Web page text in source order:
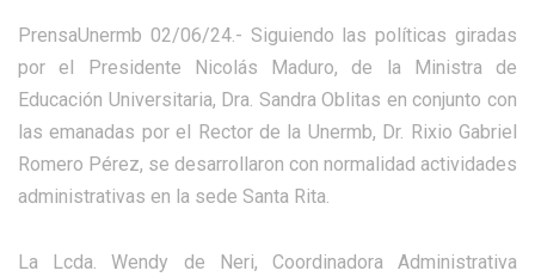
PrensaUnermb 02/06/24.- Siguiendo las políticas giradas
por el Presidente Nicolás Maduro, de la Ministra de
Educación Universitaria, Dra. Sandra Oblitas en conjunto con
las emanadas por el Rector de la Unermb, Dr. Rixio Gabriel
Romero Pérez, se desarrollaron con normalidad actividades
administrativas en la sede Santa Rita.
La Lcda. Wendy de Neri, Coordinadora Administrativa